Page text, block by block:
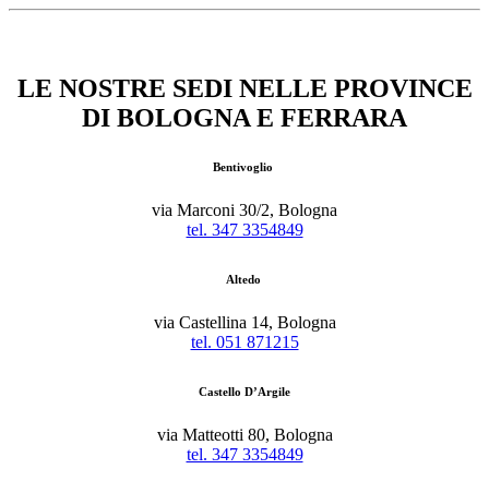
LE NOSTRE SEDI NELLE PROVINCE
DI BOLOGNA E FERRARA
Bentivoglio
via Marconi 30/2, Bologna
tel. 347 3354849
Altedo
via Castellina 14, Bologna
tel. 051 871215
Castello D’Argile
via Matteotti 80, Bologna
tel. 347 3354849